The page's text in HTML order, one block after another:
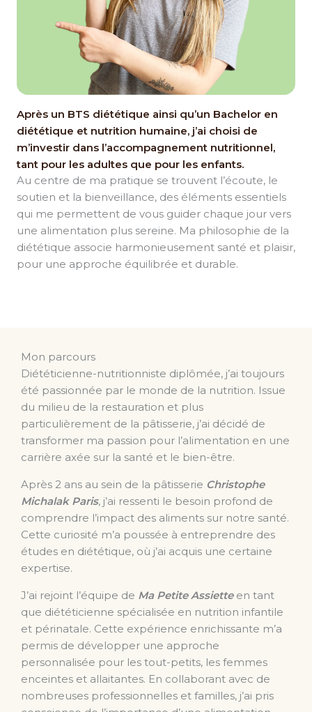
Après un BTS diététique ainsi qu’un Bachelor en
diététique et nutrition humaine, j’ai choisi de
m’investir dans l’accompagnement nutritionnel,
tant pour les adultes que pour les enfants.
Au centre de ma pratique se trouvent l’écoute, le
soutien et la bienveillance, des éléments essentiels
qui me permettent de vous guider chaque jour vers
une alimentation plus sereine. Ma philosophie de la
diététique associe harmonieusement santé et plaisir,
pour une approche équilibrée et durable.
Mon parcours
Diététicienne-nutritionniste diplômée, j’ai toujours
été passionnée par le monde de la nutrition. Issue
du milieu de la restauration et plus
particulièrement de la pâtisserie, j’ai décidé de
transformer ma passion pour l’alimentation en une
carrière axée sur la santé et le bien-être.
Après 2 ans au sein de la pâtisserie Christophe
Michalak Paris, j’ai ressenti le besoin profond de
comprendre l’impact des aliments sur notre santé.
Cette curiosité m’a poussée à entreprendre des
études en diététique, où j’ai acquis une certaine
expertise.
J’ai rejoint l’équipe de Ma Petite Assiette en tant
que diététicienne spécialisée en nutrition infantile
et périnatale. Cette expérience enrichissante m’a
permis de développer une approche
personnalisée pour les tout-petits, les femmes
enceintes et allaitantes. En collaborant avec de
nombreuses professionnelles et familles, j’ai pris